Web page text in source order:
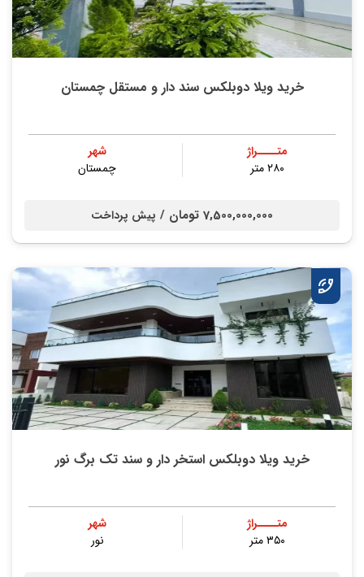
خرید ویلا دوبلکس سند دار و مستقل چمستان
متــــراژ
۲۸۰ متر
شهر
چمستان
7,500,000,000 تومان / پیش پرداخت
خرید ویلا دوبلکس استخر دار و سند تک برگ نور
متــــراژ
۳۵۰ متر
شهر
نور